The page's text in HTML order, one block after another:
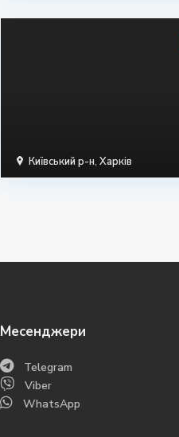
Київський р-н, Харків
Месенджери
Telegram
Viber
WhatsApp